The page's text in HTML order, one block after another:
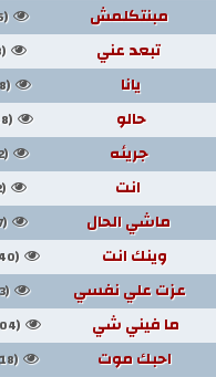
مبنتكلمش (3,366)
تبعد عني (3,578)
يانا (1,668)
حالو (1,448)
جريئه (2,162)
انت (2,332)
ماشي الحال (2,917)
وينك انت (12,940)
عزت علي نفسي (6,023)
ما فيني شي (19,904)
احبك موت (16,818)